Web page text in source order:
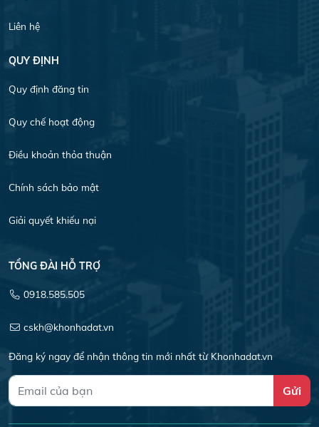
Liên hệ
QUY ĐỊNH
Quy định đăng tin
Quy chế hoạt động
Điều khoản thỏa thuận
Chính sách bảo mật
Giải quyết khiếu nại
TỔNG ĐÀI HỖ TRỢ
0918.585.505
cskh@khonhadat.vn
Đăng ký ngay để nhận thông tin mới nhất từ Khonhadat.vn
Gửi